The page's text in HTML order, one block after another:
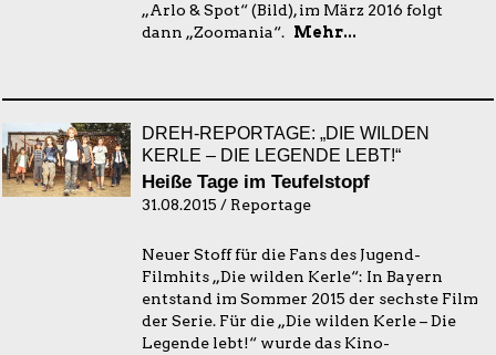
„Arlo & Spot“ (Bild), im März 2016 folgt
dann „Zoomania“. Mehr...
DREH-REPORTAGE: „DIE WILDEN
KERLE – DIE LEGENDE LEBT!“
Heiße Tage im Teufelstopf
31.08.2015 / Reportage
Neuer Stoff für die Fans des Jugend-
Filmhits „Die wilden Kerle“: In Bayern
entstand im Sommer 2015 der sechste Film
der Serie. Für die „Die wilden Kerle – Die
Legende lebt!“ wurde das Kino-